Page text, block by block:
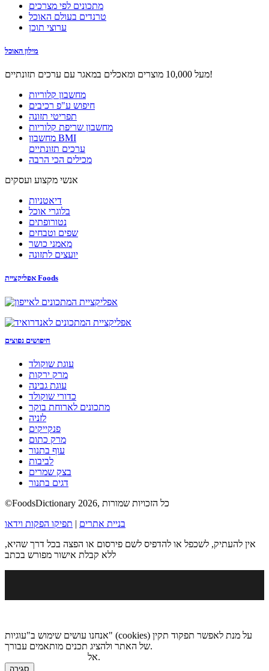
מתכונים לפי מצרכים
טרנדים בעולם האוכל
ערוצי תוכן
מילון האוכל
מעל 10,000 מוצרים ומאכלים במאגר עם ערכים תזונתיים!
מחשבון קלוריות
חיפוש ע"פ רכיבים
תפריטי תזונה
מחשבון שריפת קלוריות
מחשבון BMI
ערכים תזונתיים
מכילים הכי הרבה
אנשי מקצוע ועסקים
דיאטניות
בלוגרי אוכל
נטורופתים
שפים וטבחים
מאמני כושר
יועצים לתזונה
אפליקציית Foods
חיפושים נפוצים
עוגת שוקולד
מרק ירקות
עוגת גבינה
כדורי שוקולד
מתכונים לארוחת בוקר
לזניה
פנקייקים
מרק כתום
עוף בתנור
לביבות
בצק שמרים
דגים בתנור
©FoodsDictionary 2026, כל הזכויות שמורות
בניית אתרים | תפיקו הפקות וידאו
אין להעתיק, לשכפל או להדפיס לשם פירסום או הפצה בכל דרך שהיא,
ללא קבלת אישור מפורש בכתב
אנחנו עושים שימוש ב"עוגיות" (cookies) על מנת לאפשר תפקוד תקין
של האתר ולהציג תכנים מותאמים עבורך.
אל.
סגירה